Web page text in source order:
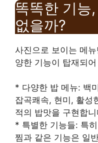
똑똑한 기능
없을까?
사진으로 보이는 메
양한 기능이 탑재되
* 다양한 밥 메뉴: 백
잡곡쾌속, 현미, 활성
적의 밥맛을 구현합니
* 특별한 기능들: 특
찜과 같은 기능은 일